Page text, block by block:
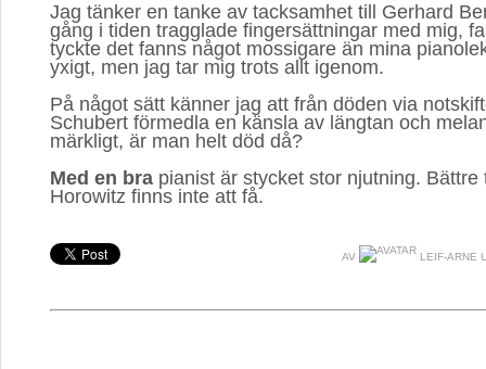
Jag tänker en tanke av tacksamhet till Gerhard
gång i tiden tragglade fingersättningar med mig,
tyckte det fanns något mossigare än mina
yxigt, men jag tar mig trots allt igenom.
På något sätt känner jag att från döden via
Schubert förmedla en känsla av längtan och
märkligt, är man helt död då?
Med en bra pianist är stycket stor njutning. Bättre
Horowitz finns inte att få.
AV LEIF-ARNE